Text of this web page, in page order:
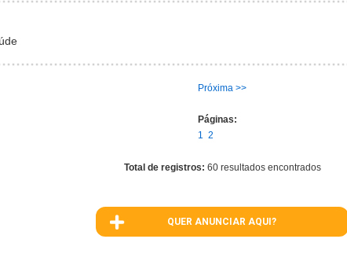
Próxima >>
Páginas:
1 2
Total de registros: 60 resultados encontrados
QUER ANUNCIAR AQUI?